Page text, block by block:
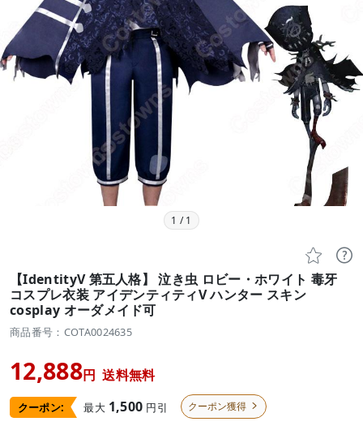
1 /1
 
【IdentityV 第五人格】 泣き虫 ロビー・ホワイト 毒牙
コスプレ衣装 アイデンティティV ハンター スキン
cosplay オーダメイド可
商品番号：COTA0024635
12,888円 送料無料
クーポン: 最大 1,500 円引 クーポン獲得 